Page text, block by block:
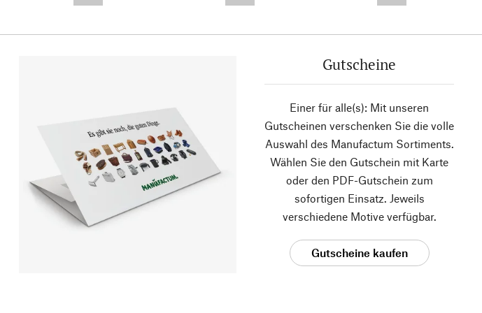
Gutscheine
Einer für alle(s): Mit unseren
Gutscheinen verschenken Sie die volle
Auswahl des Manufactum Sortiments.
Wählen Sie den Gutschein mit Karte
oder den PDF-Gutschein zum
sofortigen Einsatz. Jeweils
verschiedene Motive verfügbar.
Gutscheine kaufen